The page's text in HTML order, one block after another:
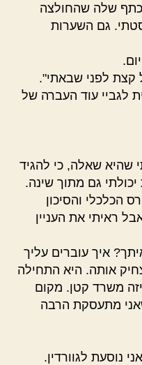
שלה שהחולצה
גם השערות
קצת לפני שבאתי".
לגביי עוד העברה של
שאלה, כי להגיד
גם מתוך שינה.
הכלכלי והסיכון
ראיתי את העניין
איך עוברים עליך
אותה. היא התחילה
משרד קטן. מקום
מתעסקת הרבה
נוסעת לגוורדין.